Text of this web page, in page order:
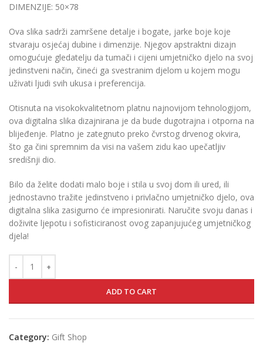
DIMENZIJE: 50×78
Ova slika sadrži zamršene detalje i bogate, jarke boje koje
stvaraju osjećaj dubine i dimenzije. Njegov apstraktni dizajn
omogućuje gledatelju da tumači i cijeni umjetničko djelo na svoj
jedinstveni način, čineći ga svestranim djelom u kojem mogu
uživati ljudi svih ukusa i preferencija.
Otisnuta na visokokvalitetnom platnu najnovijom tehnologijom,
ova digitalna slika dizajnirana je da bude dugotrajna i otporna na
blijeđenje. Platno je zategnuto preko čvrstog drvenog okvira,
što ga čini spremnim da visi na vašem zidu kao upečatljiv
središnji dio.
Bilo da želite dodati malo boje i stila u svoj dom ili ured, ili
jednostavno tražite jedinstveno i privlačno umjetničko djelo, ova
digitalna slika zasigurno će impresionirati. Naručite svoju danas i
doživite ljepotu i sofisticiranost ovog zapanjujućeg umjetničkog
djela!
ADD TO CART
Category: Gift Shop